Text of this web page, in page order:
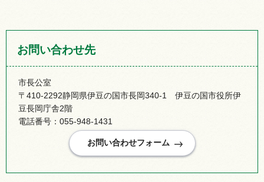
お問い合わせ先
市長公室
〒410-2292静岡県伊豆の国市長岡340-1 伊豆の国市役所伊
豆長岡庁舎2階
電話番号：055-948-1431